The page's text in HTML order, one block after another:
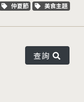
關鍵字標籤
仲夏節 關鍵字標籤
美食主題
查詢